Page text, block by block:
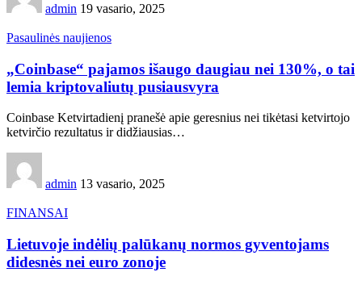
admin 19 vasario, 2025
Pasaulinės naujienos
„Coinbase“ pajamos išaugo daugiau nei 130%, o tai
lemia kriptovaliutų pusiausvyra
Coinbase Ketvirtadienį pranešė apie geresnius nei tikėtasi ketvirtojo
ketvirčio rezultatus ir didžiausias…
admin 13 vasario, 2025
FINANSAI
Lietuvoje indėlių palūkanų normos gyventojams
didesnės nei euro zonoje